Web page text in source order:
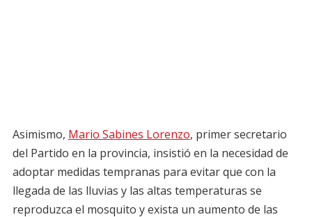
Asimismo, Mario Sabines Lorenzo, primer secretario
del Partido en la provincia, insistió en la necesidad de
adoptar medidas tempranas para evitar que con la
llegada de las lluvias y las altas temperaturas se
reproduzca el mosquito y exista un aumento de las